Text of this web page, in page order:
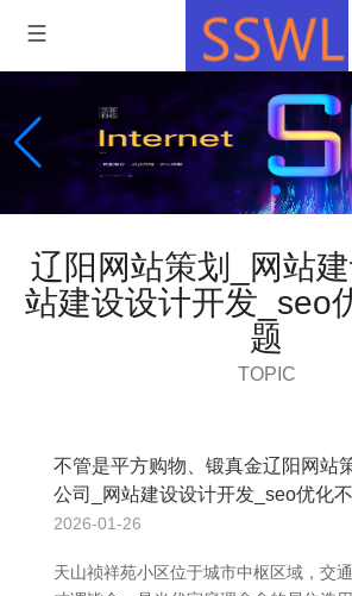
辽阳网站策划_网站
站建设设计开发_seo
题
TOPIC
不管是平方购物、锻真金辽阳网站
公司_网站建设设计开发_seo优化
2026-01-26
天山祯祥苑小区位于城市中枢区域，交